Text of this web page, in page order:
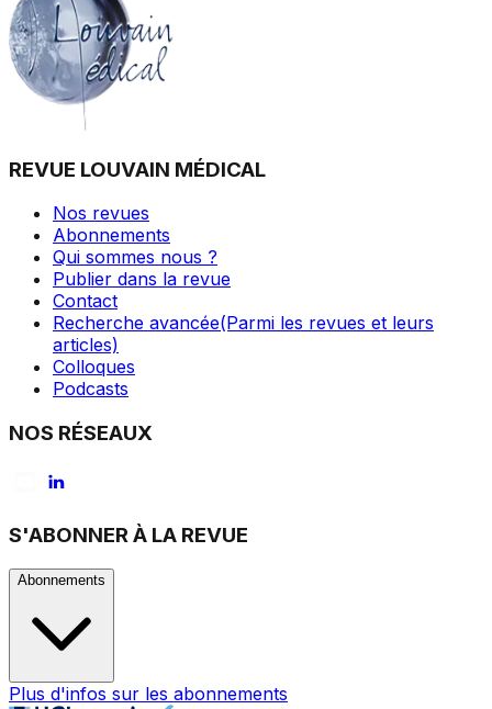
REVUE LOUVAIN MÉDICAL
Nos revues
Abonnements
Qui sommes nous ?
Publier dans la revue
Contact
Recherche avancée(Parmi les revues et leurs
articles)
Colloques
Podcasts
NOS RÉSEAUX
S'ABONNER À LA REVUE
Abonnements
Plus d'infos sur les abonnements